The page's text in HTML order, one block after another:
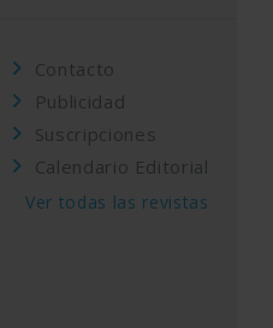
Contacto
Publicidad
Suscripciones
Calendario Editorial
Ver todas las revistas